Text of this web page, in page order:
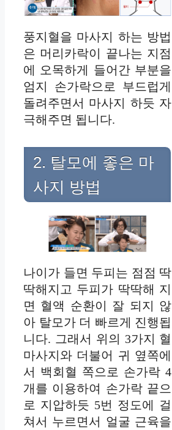
풍지혈을 마사지 하는 방법
은 머리카락이 끝나는 지점
에 오목하게 들어간 부분을
엄지 손가락으로 부드럽게
돌려주면서 마사지 하듯 자
극해주면 됩니다.
2. 탈모에 좋은 마
사지 방법
나이가 들면 두피는 점점 딱
딱해지고 두피가 딱딱해 지
면 혈액 순환이 잘 되지 않
아 탈모가 더 빠르게 진행됩
니다. 그래서 위의 3가지 혈
마사지와 더불어 귀 옆쪽에
서 백회혈 쪽으로 손가락 4
개를 이용하여 손가락 끝으
로 지압하듯 5번 정도에 걸
쳐서 누르면서 얼굴 근육을